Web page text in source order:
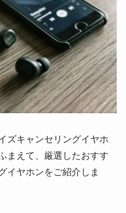
ズキャンセリングイヤホ
まえて、厳選したおすす
イヤホンをご紹介しま